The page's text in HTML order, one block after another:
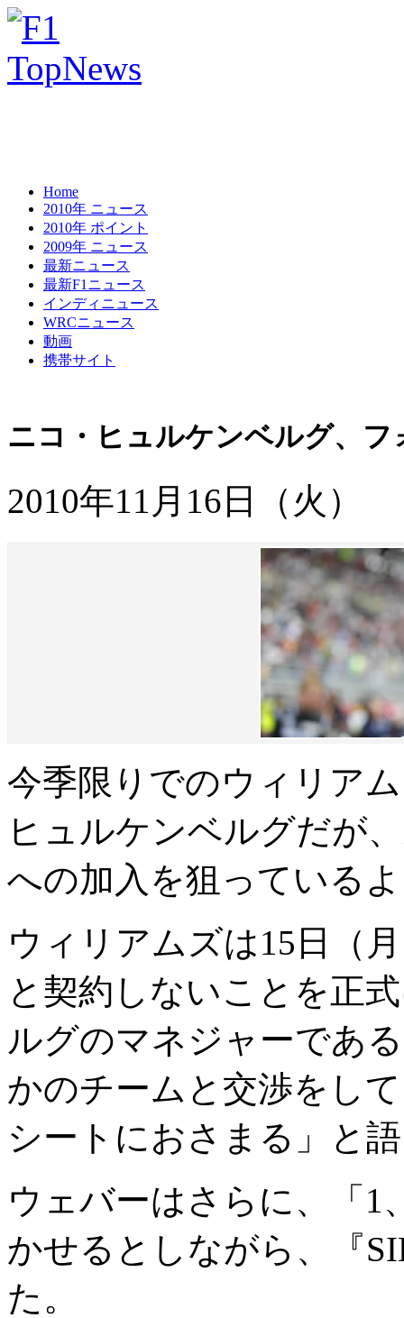
Home
2010年 ニュース
2010年 ポイント
2009年 ニュース
最新ニュース
最新F1ニュース
インディニュース
WRCニュース
動画
携帯サイト
ニコ・ヒュルケンベルグ、
2010年11月16日（火）
今季限りでのウィリア
ヒュルケンベルグだが
への加入を狙っている
ウィリアムズは15日（
と契約しないことを正
ルグのマネジャーであ
かのチームと交渉をし
シートにおさまる」と
ウェバーはさらに、「1
かせるとしながら、『
た。